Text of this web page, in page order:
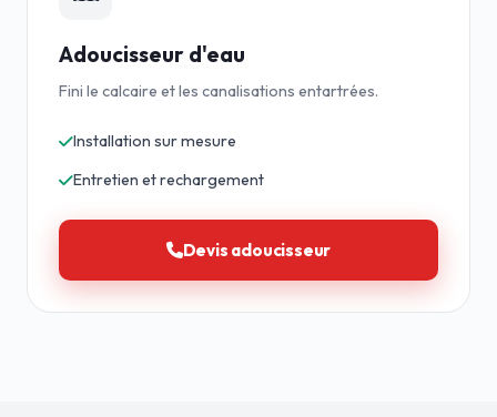
Adoucisseur d'eau
Fini le calcaire et les canalisations entartrées.
Installation sur mesure
Entretien et rechargement
Devis adoucisseur